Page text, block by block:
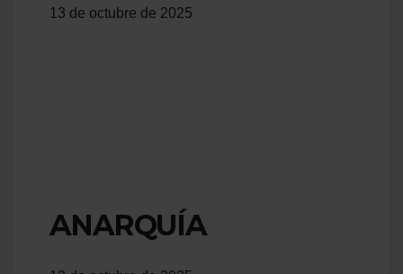
13 de octubre de 2025
ANARQUÍA